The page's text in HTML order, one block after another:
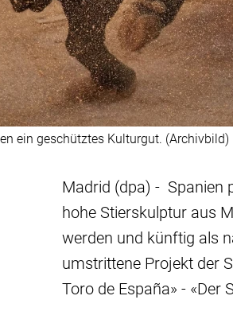
ein geschütztes Kulturgut. (Archivbild)
Madrid (dpa) - Spanien
hohe Stierskulptur aus
werden und künftig als
umstrittene Projekt der
Toro de España» - «Der